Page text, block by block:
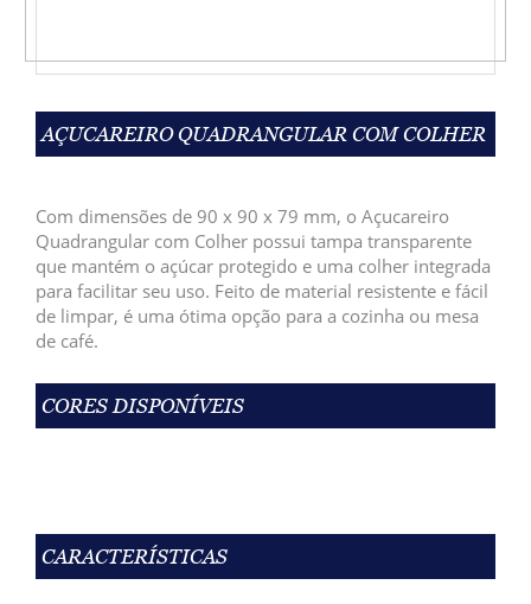
AÇUCAREIRO QUADRANGULAR COM COLHER
Com dimensões de 90 x 90 x 79 mm, o Açucareiro
Quadrangular com Colher possui tampa transparente
que mantém o açúcar protegido e uma colher integrada
para facilitar seu uso. Feito de material resistente e fácil
de limpar, é uma ótima opção para a cozinha ou mesa
de café.
CORES DISPONÍVEIS
CARACTERÍSTICAS